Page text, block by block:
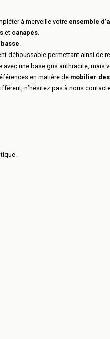
à merveille votre ensemble
et canapés
déhoussable permettant ainsi de
une base gris anthracite,
en matière de mobilier
n’hésitez pas à nous